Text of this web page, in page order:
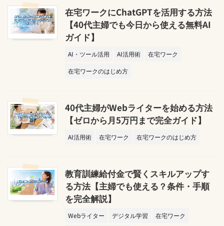
在宅ワークにChatGPTを活用する方法
【40代主婦でも今日から使える無料AI
ガイド】
AI・ツール活用 AI活用術
在宅ワーク
在宅ワークのはじめ方
40代主婦がWebライターを始める方法
【ゼロから月5万円まで完全ガイド】
AI活用術 在宅ワーク 在宅ワークのはじめ方
教育訓練給付金で賢くスキルアップす
る方法【主婦でも使える？条件・手順
を完全解説】
Webライター デジタル学習
在宅ワーク